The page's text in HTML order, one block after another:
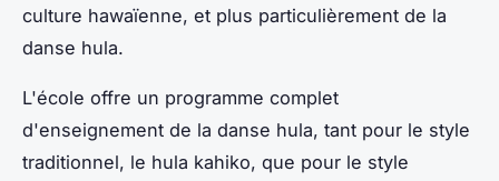
culture hawaïenne, et plus particulièrement de la
danse hula.
L'école offre un programme complet
d'enseignement de la danse hula, tant pour le style
traditionnel, le hula kahiko, que pour le style